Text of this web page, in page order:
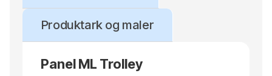
Produktark og maler
Panel ML Trolley